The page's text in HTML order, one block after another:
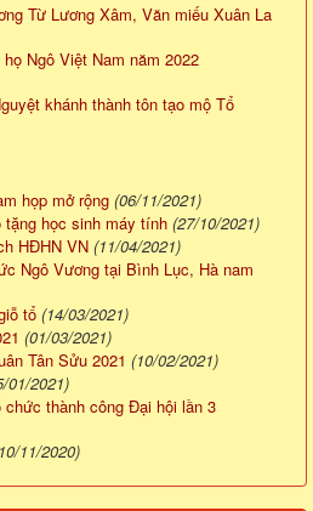
Từ Lương Xâm, Văn miếu Xuân La
Ngô Việt Nam năm 2022
khánh thành tôn tạo mộ Tổ
họp mở rộng (06/11/2021)
tặng học sinh máy tính (27/10/2021)
HĐHN VN (11/04/2021)
Ngô Vương tại Bình Lục, Hà nam
tổ (14/03/2021)
(01/03/2021)
Tân Sửu 2021 (10/02/2021)
01/2021)
chức thành công Đại hội lần 3
11/2020)